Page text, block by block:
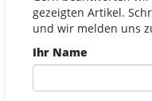
gezeigten Artikel.
und wir melden uns
Ihr Name